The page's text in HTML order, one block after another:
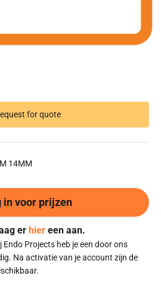
for quote
14MM
in voor prijzen
er hier een aan.
Projects heb je een door ons
Na activatie van je account zijn de